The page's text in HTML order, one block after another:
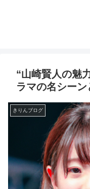
“山崎賢人の魅
ラマの名シーン
きりんブログ